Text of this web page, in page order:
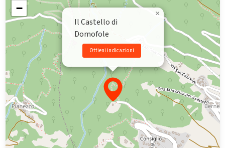
Il Castello di
Domofole
Ottieni indicazioni
×
−